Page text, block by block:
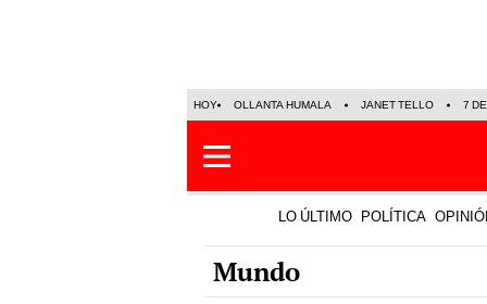
HOY OLLANTA HUMALA JANET TELLO 7
LO ÚLTIMO POLÍTICA
Mundo